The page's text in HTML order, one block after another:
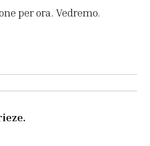
per ora. Vedremo.